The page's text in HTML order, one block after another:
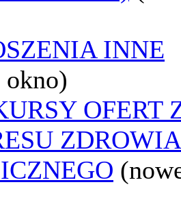
INNE
okno)
OFERT
ZDROWIA